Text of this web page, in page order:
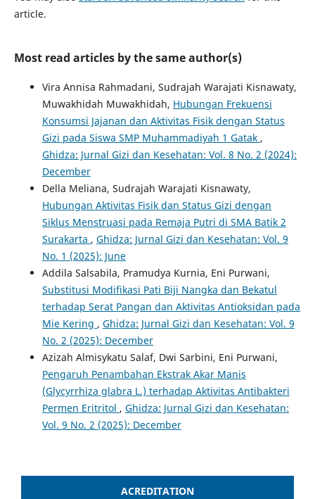
article.
Most read articles by the same author(s)
Vira Annisa Rahmadani, Sudrajah Warajati Kisnawaty,
Muwakhidah Muwakhidah, Hubungan Frekuensi
Konsumsi Jajanan dan Aktivitas Fisik dengan Status
Gizi pada Siswa SMP Muhammadiyah 1 Gatak ,
Ghidza: Jurnal Gizi dan Kesehatan: Vol. 8 No. 2 (2024):
December
Della Meliana, Sudrajah Warajati Kisnawaty,
Hubungan Aktivitas Fisik dan Status Gizi dengan
Siklus Menstruasi pada Remaja Putri di SMA Batik 2
Surakarta , Ghidza: Jurnal Gizi dan Kesehatan: Vol. 9
No. 1 (2025): June
Addila Salsabila, Pramudya Kurnia, Eni Purwani,
Substitusi Modifikasi Pati Biji Nangka dan Bekatul
terhadap Serat Pangan dan Aktivitas Antioksidan pada
Mie Kering , Ghidza: Jurnal Gizi dan Kesehatan: Vol. 9
No. 2 (2025): December
Azizah Almisykatu Salaf, Dwi Sarbini, Eni Purwani,
Pengaruh Penambahan Ekstrak Akar Manis
(Glycyrrhiza glabra L.) terhadap Aktivitas Antibakteri
Permen Eritritol , Ghidza: Jurnal Gizi dan Kesehatan:
Vol. 9 No. 2 (2025): December
ACREDITATION